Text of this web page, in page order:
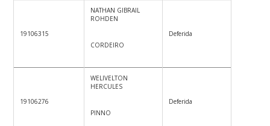
19106315
NATHAN GIBRAIL
ROHDEN
CORDEIRO
Deferida
19106276
WELIVELTON
HERCULES
PINNO
Deferida